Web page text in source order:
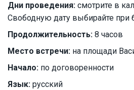
Дни проведения: смотрите в
Свободную дату выбирайте при
Продолжительность: 8 часов
Место встречи: на площади
Начало: по договоренности
Язык: русский